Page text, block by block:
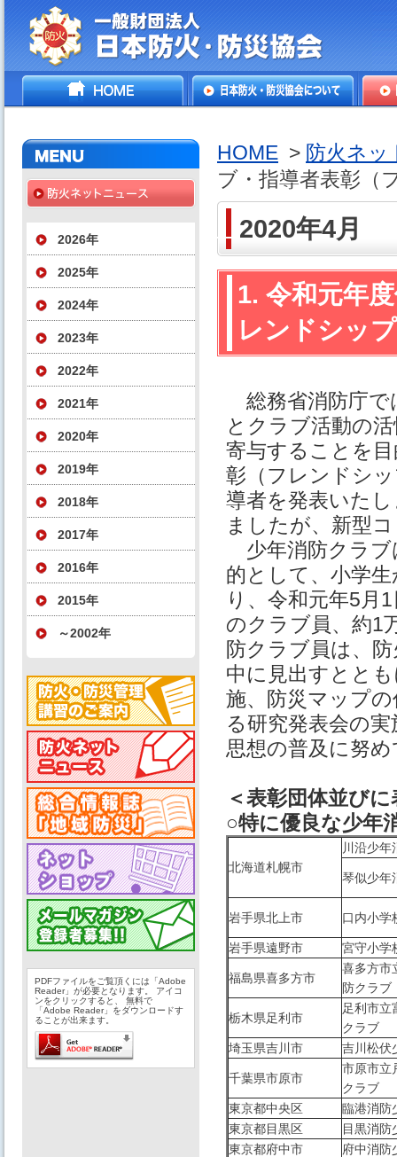
一般財団法人日本防火・防
HOME
2026年
2025年
2024年
2023年
2022年
2021年
2020年
2019年
2018年
2017年
2016年
2015年
～2002年
PDFファイルをご覧頂くには「Adobe
Reader」が必要となります。 アイコ
ンをクリックすると、 無料で
「Adobe Reader」をダウンロードす
ることが出来ます。
HOME > 防火ネッ
ブ・指導者表彰（
2020年4月
1. 令和元年
レンドシッ
総務省消防庁で
とクラブ活動の
寄与することを
彰（フレンドシ
導者を発表いた
ましたが、新型
少年消防クラブ
的として、小学
り、令和元年5月
のクラブ員、約1
防クラブ員は、
中に見出すとと
施、防災マップ
る研究発表会の
思想の普及に努
＜表彰団体並び
○特に優良な少
北海道札幌市
川沿少年
琴似少年
岩手県北上市 口内小学
岩手県遠野市 宮守小学
福島県喜多方市
喜多方市
防クラブ
栃木県足利市
足利市立
クラブ
埼玉県吉川市
吉川松伏
千葉県市原市
市原市立
クラブ
東京都中央区
臨港消防
東京都目黒区
目黒消防
東京都府中市
府中消防